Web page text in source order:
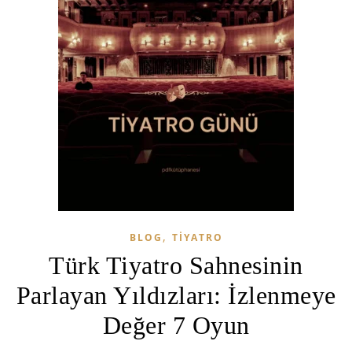
BLOG , TIYATRO
Türk Tiyatro Sahnesinin
Parlayan Yıldızları: İzlenmeye
Değer 7 Oyun